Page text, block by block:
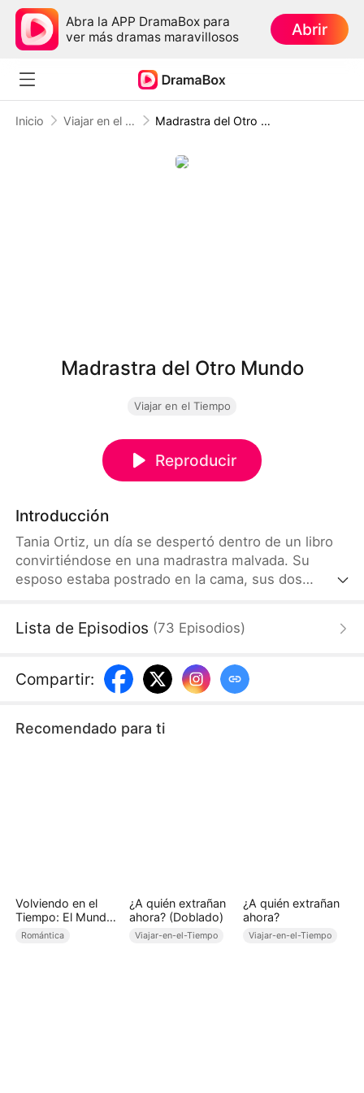
Abra la APP DramaBox para
ver más dramas maravillosos
Abrir
Inicio Viajar en el Tiempo Madrastra del Otro Mundo
Madrastra del Otro Mundo
Viajar en el Tiempo
Reproducir
Introducción
Tania Ortiz, un día se despertó dentro de un libro
convirtiéndose en una madrastra malvada. Su
esposo estaba postrado en la cama, sus dos
embargo, tras atravesar al nuevo mundo, descubrió
que su fuerza física era extraordinaria. Esta vez,
decidió responder a cada desafío con sabiduría y
Lista de Episodios (73 Episodios)
Compartir:
Recomendado para ti
Volviendo en el
Tiempo: El Mundo
Se Dobla a Mi
Romántica
¿A quién extrañan
ahora? (Doblado)
Viajar-en-el-Tiempo
¿A quién extrañan
ahora?
Viajar-en-el-Tiempo